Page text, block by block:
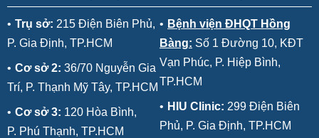
• Trụ sở: 215 Điện Biên Phủ,
P. Gia Định, TP.HCM
• Cơ sở 2: 36/70 Nguyễn Gia
Trí, P. Thạnh Mỹ Tây, TP.HCM
• Cơ sở 3: 120 Hòa Bình,
P. Phú Thạnh, TP.HCM
• Bệnh viện ĐHQT Hồng
Bàng: Số 1 Đường 10, KĐT
Vạn Phúc, P. Hiệp Bình,
TP.HCM
• HIU Clinic: 299 Điện Biên
Phủ, P. Gia Định, TP.HCM